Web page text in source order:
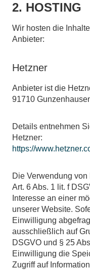
2. HOSTING
Wir hosten die
Anbieter:
Hetzner
Anbieter ist die
91710
Details entnehmen
Hetzner:
https://
Die Verwendung
Art. 6 Abs. 1 lit. f
Interesse an einer
unserer Website.
Einwilligung
ausschließlich auf
DSGVO und § 25
Einwilligung die
Zugriff auf